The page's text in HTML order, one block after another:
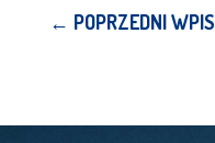
← POPRZEDNI WPIS